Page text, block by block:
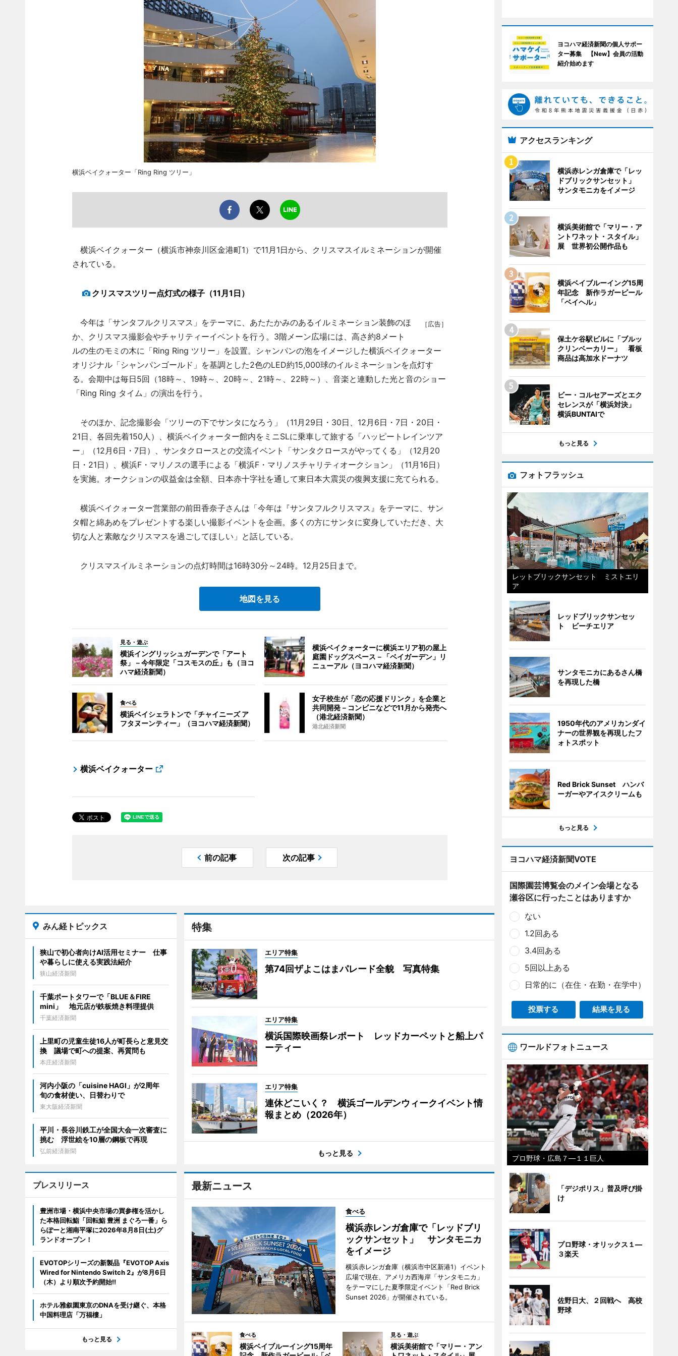
横浜ベイクォーター「Ring Ring ツリー」
横浜ベイクォーター（横浜市神奈川区金港町1）で11月1日から、クリスマスイルミネーションが開催
されている。
クリスマスツリー点灯式の様子（11月1日）
［広告］
今年は「サンタフルクリスマス」をテーマに、あたたかみのあるイルミネーション装飾のほ
か、クリスマス撮影会やチャリティーイベントを行う。3階メーン広場には、高さ約8メート
ルの生のモミの木に「Ring Ring ツリー」を設置。シャンパンの泡をイメージした横浜ベイクォーター
オリジナル「シャンパンゴールド」を基調とした2色のLED約15,000球のイルミネーションを点灯す
る。会期中は毎日5回（18時～、19時～、20時～、21時～、22時～）、音楽と連動した光と音のショー
「Ring Ring タイム」の演出を行う。
そのほか、記念撮影会「ツリーの下でサンタになろう」（11月29日・30日、12月6日・7日・20日・
21日、各回先着150人）、横浜ベイクォーター館内をミニSLに乗車して旅する「ハッピートレインツア
ー」（12月6日・7日）、サンタクロースとの交流イベント「サンタクロースがやってくる」（12月20
日・21日）、横浜F・マリノスの選手による「横浜F・マリノスチャリティオークション」（11月16日）
を実施。オークションの収益金は全額、日本赤十字社を通して東日本大震災の復興支援に充てられる。
横浜ベイクォーター営業部の前田香奈子さんは「今年は『サンタフルクリスマス』をテーマに、サン
タ帽と綿あめをプレゼントする楽しい撮影イベントを企画。多くの方にサンタに変身していただき、大
切な人と素敵なクリスマスを過ごしてほしい」と話している。
クリスマスイルミネーションの点灯時間は16時30分～24時。12月25日まで。
地図を見る
見る・遊ぶ
横浜イングリッシュガーデンで「アート
祭」－今年限定「コスモスの丘」も（ヨコ
ハマ経済新聞）
横浜ベイクォーターに横浜エリア初の屋上
庭園ドッグスペース－「ベイガーデン」リ
ニューアル（ヨコハマ経済新聞）
食べる
横浜ベイシェラトンで「チャイニーズ ア
フタヌーンティー」（ヨコハマ経済新聞）
女子校生が「恋の応援ドリンク」を企業と
共同開発－コンビニなどで11月から発売へ
（港北経済新聞）
港北経済新聞
横浜ベイクォーター
前の記事 次の記事
特集
エリア特集
第74回ザよこはまパレード全貌 写真特集
エリア特集
横浜国際映画祭レポート レッドカーペットと船上パ
ーティー
エリア特集
連休どこいく？ 横浜ゴールデンウィークイベント情
報まとめ（2026年）
もっと見る
最新ニュース
食べる
横浜赤レンガ倉庫で「レッドブリ
ックサンセット」 サンタモニカ
をイメージ
横浜赤レンガ倉庫（横浜市中区新港1）イベント
広場で現在、アメリカ西海岸「サンタモニカ」
をテーマにした夏季限定イベント「Red Brick
Sunset 2026」が開催されている。
食べる
横浜ベイブルーイング15周年
見る・遊ぶ
横浜美術館で「マリー・アン
みん経トピックス
狭山で初心者向けAI活用セミナー 仕事
や暮らしに使える実践法紹介
狭山経済新聞
千葉ポートタワーで「BLUE＆FIRE
mini」 地元店が鉄板焼き料理提供
千葉経済新聞
上里町の児童生徒16人が町長らと意見交
換 議場で町への提案、再質問も
本庄経済新聞
河内小阪の「cuisine HAGI」が2周年
旬の食材使い、日替わりで
東大阪経済新聞
平川・長谷川鉄工が全国大会一次審査に
挑む 浮世絵を10層の鋼板で再現
弘前経済新聞
プレスリリース
豊洲市場・横浜中央市場の買参権を活かし
た本格回転鮨「回転鮨 豊洲 まぐろ一番」ら
らぽーと湘南平塚に2026年8月8日(土)グ
ランドオープン！
EVOTOPシリーズの新製品『EVOTOP Axis
Wired for Nintendo Switch 2』が8月6日
（木）より順次予約開始!!
ホテル雅叙園東京のDNAを受け継ぐ、本格
中国料理店「万福樓」
もっと見る
ヨコハマ経済新聞の個人サポー
ター募集 【New】会員の活動
紹介始めます
アクセスランキング
横浜赤レンガ倉庫で「レッ
ドブリックサンセット」
サンタモニカをイメージ
横浜美術館で「マリー・ア
ントワネット・スタイル」
展 世界初公開作品も
横浜ベイブルーイング15周
年記念 新作ラガービール
「ベイヘル」
保土ケ谷駅ビルに「ブルッ
クリンベーカリー」 看板
商品は高加水ドーナツ
ビー・コルセアーズとエク
セレンスが「横浜対決」
横浜BUNTAIで
もっと見る
フォトフラッシュ
レットブリックサンセット ミストエリ
ア
レッドブリックサンセッ
ト ビーチエリア
サンタモニカにあるさん橋
を再現した橋
1950年代のアメリカンダイ
ナーの世界観を再現したフ
ォトスポット
Red Brick Sunset ハンバ
ーガーやアイスクリームも
もっと見る
ヨコハマ経済新聞VOTE
国際園芸博覧会のメイン会場となる
瀬谷区に行ったことはありますか
ない
1.2回ある
3.4回ある
5回以上ある
日常的に（在住・在勤・在学中）
投票する 結果を見る
ワールドフォトニュース
プロ野球・広島７―１１巨人
「デジポリス」普及呼び掛
け
プロ野球・オリックス１―
３楽天
佐野日大、２回戦へ 高校
野球